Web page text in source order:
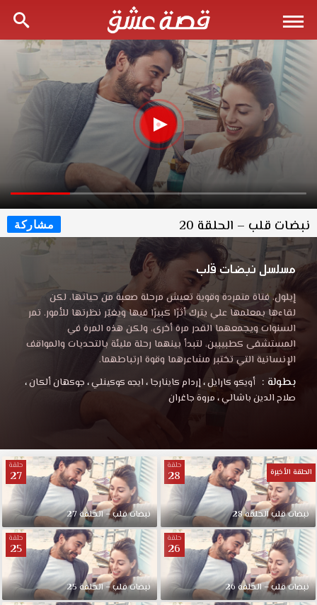
نبضات قلب – الحلقة 20 مشاركة
مسلسل نبضات قلب
إيلول، فتاة متمردة وقوية تعيش مرحلة صعبة من حياتها، لكن
لقاءها بمعلمها علي يترك أثرًا كبيرًا فيها ويغيّر نظرتها للأمور. تمر
السنوات ويجمعهما القدر مرة أخرى، ولكن هذه المرة في
المستشفى كطبيبين، لتبدأ بينهما رحلة مليئة بالتحديات والمواقف
الإنسانية التي تختبر مشاعرهما وقوة ارتباطهما.
بطولة : أويكو كارايل،إردام كاينارجا ، ايجه كوكينلي، جوكهان ألكان،
صلاح الدين باشالي، مروة جاغران
الحلقة الأخيرة
حلقة
28
نبضات قلب الحلقة 28
حلقة
27
نبضات قلب – الحلقة 27
حلقة
26
نبضات قلب – الحلقة 26
حلقة
25
نبضات قلب – الحلقة 25